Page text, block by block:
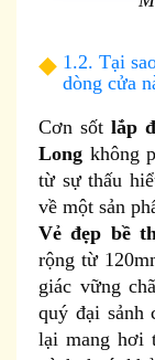
1.2. Tại
dòng cửa
Cơn sốt lắp
Long không
từ sự thấu
về một sản
Vẻ đẹp bề
rộng từ
giác vững
quý đại sảnh
lại mang hơi